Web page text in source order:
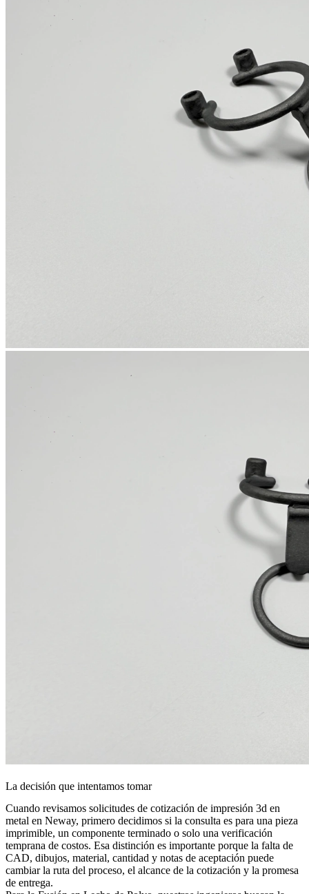
La decisión que intentamos tomar
Cuando revisamos solicitudes de cotización de impresión 3d en
metal en Neway, primero decidimos si la consulta es para una pieza
imprimible, un componente terminado o solo una verificación
temprana de costos. Esa distinción es importante porque la falta de
CAD, dibujos, material, cantidad y notas de aceptación puede
cambiar la ruta del proceso, el alcance de la cotización y la promesa
de entrega.